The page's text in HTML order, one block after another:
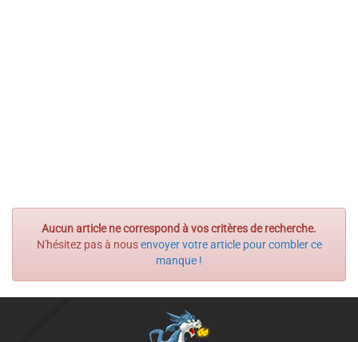
Aucun article ne correspond à vos critères de recherche.
N'hésitez pas à nousenvoyer votre article pour combler ce
manque !